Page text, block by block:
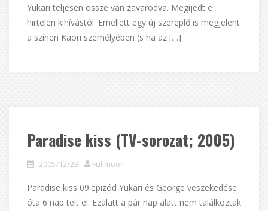
Yukari teljesen össze van zavarodva. Megijedt e
hirtelen kihívástól. Emellett egy új szereplő is megjelent
a színen Kaori személyében (s ha az […]
Paradise kiss (TV-sorozat; 2005)
2005/12/23 Fullmoon
Paradise kiss 09.epizód Yukari és George veszekedése
óta 6 nap telt el. Ezalatt a pár nap alatt nem találkoztak